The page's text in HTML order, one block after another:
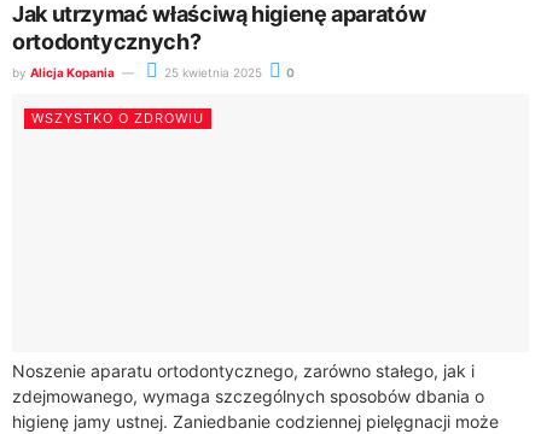
Jak utrzymać właściwą higienę aparatów
ortodontycznych?
by Alicja Kopania 25 kwietnia 2025 0
WSZYSTKO O ZDROWIU
Noszenie aparatu ortodontycznego, zarówno stałego, jak i
zdejmowanego, wymaga szczególnych sposobów dbania o
higienę jamy ustnej. Zaniedbanie codziennej pielęgnacji może